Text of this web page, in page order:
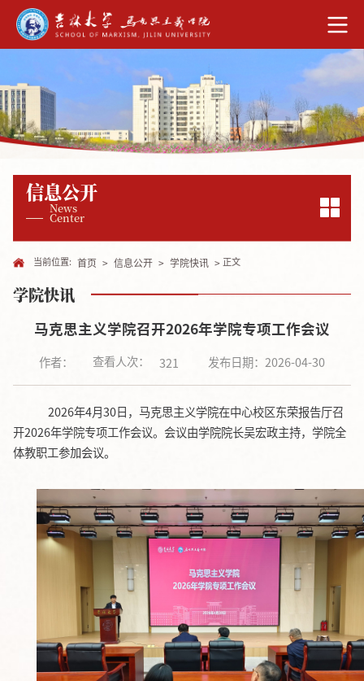
信息公开
News
Center
当前位置: 首页 > 信息公开 > 学院快讯 > 正文
学院快讯
马克思主义学院召开2026年学院专项工作会议
作者： 查看人次： 321 发布日期：2026-04-30
2026年4月30日， 马克思主义学院在中心校区东荣报告厅召
开2026年学院专项工作会议。会议由学院院长吴宏政主持，学院全
体教职工参加会议。